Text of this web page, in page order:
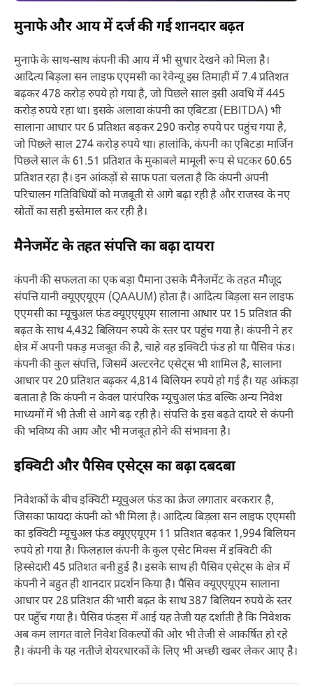
मुनाफे और आय में दर्ज की गई शानदार बढ़त
मुनाफे के साथ-साथ कंपनी की आय में भी सुधार देखने को मिला है।
आदित्य बिड़ला सन लाइफ एएमसी का रेवेन्यू इस तिमाही में 7.4 प्रतिशत
बढ़कर 478 करोड़ रुपये हो गया है, जो पिछले साल इसी अवधि में 445
करोड़ रुपये रहा था। इसके अलावा कंपनी का एबिटडा (EBITDA) भी
सालाना आधार पर 6 प्रतिशत बढ़कर 290 करोड़ रुपये पर पहुंच गया है,
जो पिछले साल 274 करोड़ रुपये था। हालांकि, कंपनी का एबिटडा मार्जिन
पिछले साल के 61.51 प्रतिशत के मुकाबले मामूली रूप से घटकर 60.65
प्रतिशत रहा है। इन आंकड़ों से साफ पता चलता है कि कंपनी अपनी
परिचालन गतिविधियों को मजबूती से आगे बढ़ा रही है और राजस्व के नए
स्रोतों का सही इस्तेमाल कर रही है।
मैनेजमेंट के तहत संपत्ति का बढ़ा दायरा
कंपनी की सफलता का एक बड़ा पैमाना उसके मैनेजमेंट के तहत मौजूद
संपत्ति यानी क्यूएएयूएम (QAAUM) होता है। आदित्य बिड़ला सन लाइफ
एएमसी का म्यूचुअल फंड क्यूएएयूएम सालाना आधार पर 15 प्रतिशत की
बढ़त के साथ 4,432 बिलियन रुपये के स्तर पर पहुंच गया है। कंपनी ने हर
क्षेत्र में अपनी पकड़ मजबूत की है, चाहे वह इक्विटी फंड हो या पैसिव फंड।
कंपनी की कुल संपत्ति, जिसमें अल्टरनेट एसेट्स भी शामिल है, सालाना
आधार पर 20 प्रतिशत बढ़कर 4,814 बिलियन रुपये हो गई है। यह आंकड़ा
बताता है कि कंपनी न केवल पारंपरिक म्यूचुअल फंड बल्कि अन्य निवेश
माध्यमों में भी तेजी से आगे बढ़ रही है। संपत्ति के इस बढ़ते दायरे से कंपनी
की भविष्य की आय और भी मजबूत होने की संभावना है।
इक्विटी और पैसिव एसेट्स का बढ़ा दबदबा
निवेशकों के बीच इक्विटी म्यूचुअल फंड का क्रेज लगातार बरकरार है,
जिसका फायदा कंपनी को भी मिला है। आदित्य बिड़ला सन लाइफ एएमसी
का इक्विटी म्यूचुअल फंड क्यूएएयूएम 11 प्रतिशत बढ़कर 1,994 बिलियन
रुपये हो गया है। फिलहाल कंपनी के कुल एसेट मिक्स में इक्विटी की
हिस्सेदारी 45 प्रतिशत बनी हुई है। इसके साथ ही पैसिव एसेट्स के क्षेत्र में
कंपनी ने बहुत ही शानदार प्रदर्शन किया है। पैसिव क्यूएएयूएम सालाना
आधार पर 28 प्रतिशत की भारी बढ़त के साथ 387 बिलियन रुपये के स्तर
पर पहुँच गया है। पैसिव फंड्स में आई यह तेजी यह दर्शाती है कि निवेशक
अब कम लागत वाले निवेश विकल्पों की ओर भी तेजी से आकर्षित हो रहे
है। कंपनी के यह नतीजे शेयरधारकों के लिए भी अच्छी खबर लेकर आए है।